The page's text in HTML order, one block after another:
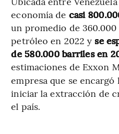
economía de casi
un promedio de
petróleo en 2022 yse
de 580.000 barriles en
estimaciones de Exxon
empresa que se encargó
iniciar la extracción de
el país.